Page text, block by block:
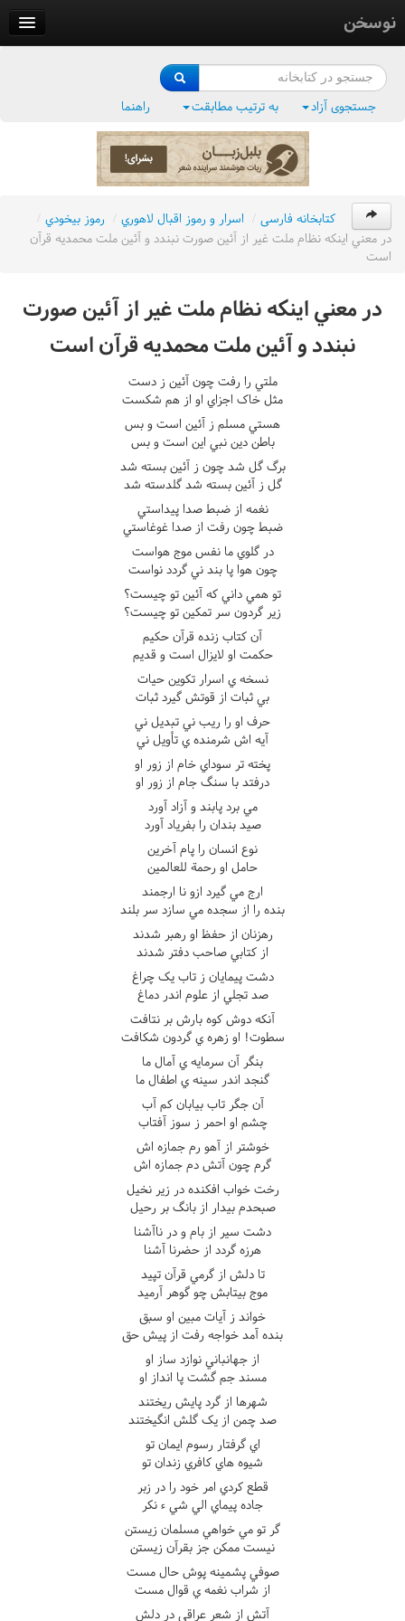
نوسخن
فرهنگ واژگان
جستجوی آزاد به ترتیب مطابقت راهنما
کتابخانه فارسی / اسرار و رموز اقبال لاهوري / رموز بيخودي /
در معني اينکه نظام ملت غير از آئين صورت نبندد و آئين ملت محمديه قرآن
است
در معني اينکه نظام ملت غير از آئين صورت
نبندد و آئين ملت محمديه قرآن است
ملتي را رفت چون آئين ز دست
مثل خاک اجزاي او از هم شکست
هستي مسلم ز آئين است و بس
باطن دين نبي اين است و بس
برگ گل شد چون ز آئين بسته شد
گل ز آئين بسته شد گلدسته شد
نغمه از ضبط صدا پيداستي
ضبط چون رفت از صدا غوغاستي
در گلوي ما نفس موج هواست
چون هوا پا بند ني گردد نواست
تو همي داني که آئين تو چيست؟
زير گردون سر تمکين تو چيست؟
آن کتاب زنده قرآن حکيم
حکمت او لايزال است و قديم
نسخه ي اسرار تکوين حيات
بي ثبات از قوتش گيرد ثبات
حرف او را ريب ني تبديل ني
آيه اش شرمنده ي تأويل ني
پخته تر سوداي خام از زور او
درفتد با سنگ جام از زور او
مي برد پابند و آزاد آورد
صيد بندان را بفرياد آورد
نوع انسان را پام آخرين
حامل او رحمة للعالمين
ارج مي گيرد ازو نا ارجمند
بنده را از سجده مي سازد سر بلند
رهزنان از حفظ او رهبر شدند
از کتابي صاحب دفتر شدند
دشت پيمايان ز تاب يک چراغ
صد تجلي از علوم اندر دماغ
آنکه دوش کوه بارش بر نتافت
سطوت! او زهره ي گردون شکافت
بنگر آن سرمايه ي آمال ما
گنجد اندر سينه ي اطفال ما
آن جگر تاب بيابان کم آب
چشم او احمر ز سوز آفتاب
خوشتر از آهو رم جمازه اش
گرم چون آتش دم جمازه اش
رخت خواب افکنده در زير نخيل
صبحدم بيدار از بانگ بر رحيل
دشت سير از بام و در ناآشنا
هرزه گردد از حضرنا آشنا
تا دلش از گرمي قرآن تپيد
موج بيتابش چو گوهر آرميد
خواند ز آيات مبين او سبق
بنده آمد خواجه رفت از پيش حق
از جهانباني نوازد ساز او
مسند جم گشت پا انداز او
شهرها از گرد پايش ريختند
صد چمن از يک گلش انگيختند
اي گرفتار رسوم ايمان تو
شيوه هاي کافري زندان تو
قطع کردي امر خود را در زبر
جاده پيماي الي شي ء نکر
گر تو مي خواهي مسلمان زيستن
نيست ممکن جز بقرآن زيستن
صوفي پشمينه پوش حال مست
از شراب نغمه ي قوال مست
آتش از شعر عراقي در دلش